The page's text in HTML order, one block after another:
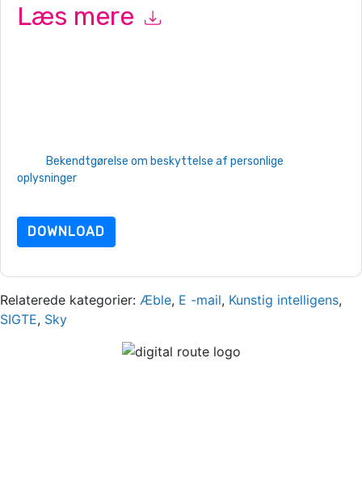
Læs mere
Bekendtgørelse om beskyttelse af personlige
oplysninger. Hvis du har yderligere spørgsmål, så send en e-mail
DOWNLOAD
Relaterede kategorier: Æble, E -mail, Kunstig intelligens,
SIGTE, Sky